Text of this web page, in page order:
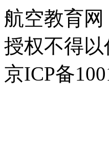
航空教育
授权不得
京ICP备